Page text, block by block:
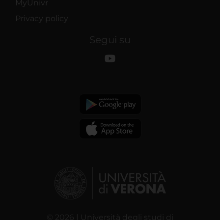
MyUnivr
Privacy policy
Segui su
© 2026 | Università degli studi di